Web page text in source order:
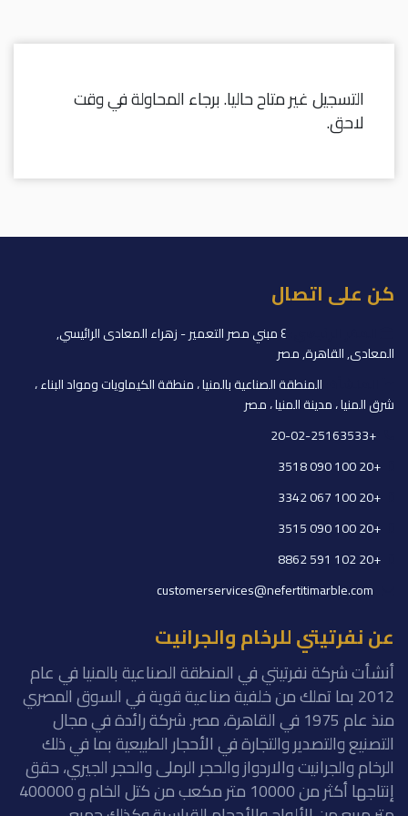
التسجيل غير متاح حاليا. برجاء المحاولة في وقت
لاحق.
كن على اتصال
٤ مبني مصر التعمير - زهراء المعادى الرائيسي,
المعادى, القاهرة, مصر
المنطقة الصناعية بالمنيا ، منطقة الكيماويات ومواد البناء ،
شرق المنيا ، مدينة المنيا ، مصر
+20-02-25163533
+20 100 090 3518
+20 100 067 3342
+20 100 090 3515
+20 102 591 8862
عن نفرتيتي للرخام والجرانيت
أنشأت شركة نفرتيتي في المنطقة الصناعية بالمنيا في عام
2012 بما تملك من خلفية صناعية قوية في السوق المصري
منذ عام 1975 في القاهرة، مصر. شركة رائدة في مجال
التصنيع والتصدير والتجارة في الأحجار الطبيعية بما في ذلك
الرخام والجرانيت والاردواز والحجر الرملى والحجر الجيري، حقق
إنتاجها أكثر من 10000 متر مكعب من كتل الخام و 400000